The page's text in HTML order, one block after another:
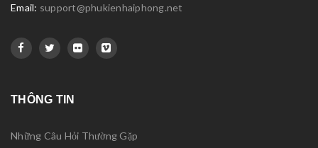
Email: support@phukienhaiphong.net
THÔNG TIN
Những Câu Hỏi Thường Gặp